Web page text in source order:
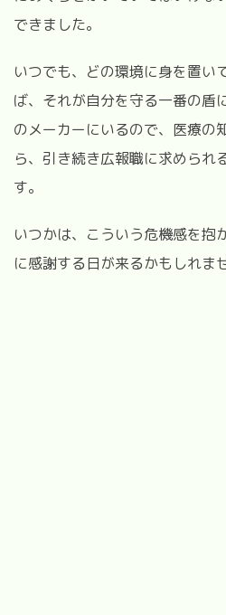
できました。
いつでも、どの環境に身を置い
ば、それが自分を守る一番の盾
のメーカーにいるので、医療の
ら、引き続き広報職に求められ
す。
いつかは、こういう危機感を抱
に感謝する日が来るかもしれま